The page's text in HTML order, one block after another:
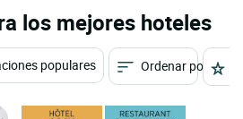
los mejores hoteles
populares Ordenar por